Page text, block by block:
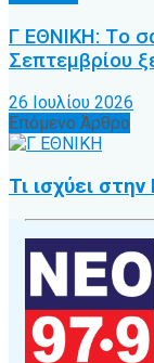
Γ ΕΘΝΙΚΗ: Tο
Σεπτεμβρίου
26 Ιουλίου 2026
Επόμενο Άρθρο
Τι ισχύει